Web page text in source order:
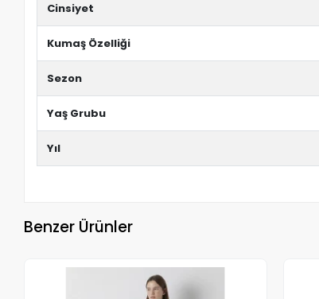
Cinsiyet
Kumaş Özelliği
Sezon
Yaş Grubu
Yıl
Benzer Ürünler